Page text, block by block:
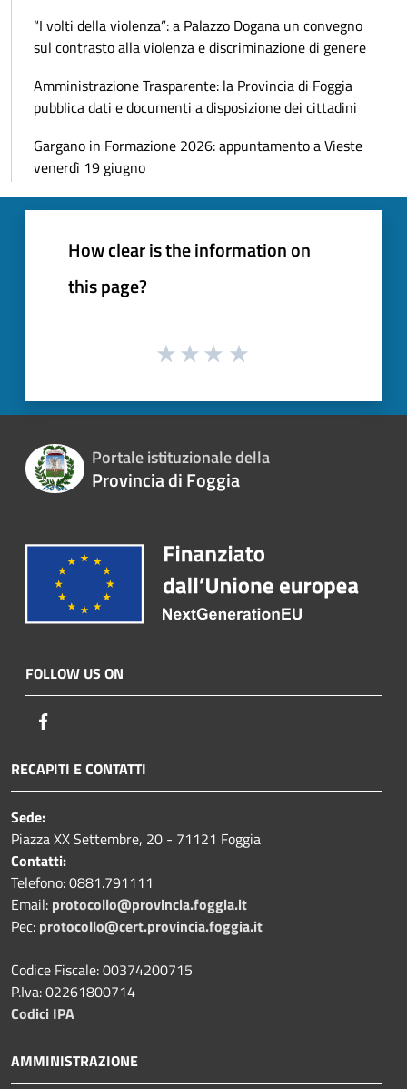
“I volti della violenza”: a Palazzo Dogana un convegno
sul contrasto alla violenza e discriminazione di genere
Amministrazione Trasparente: la Provincia di Foggia
pubblica dati e documenti a disposizione dei cittadini
Gargano in Formazione 2026: appuntamento a Vieste
venerdì 19 giugno
How clear is the information on
this page?
Portale istituzionale della
Provincia di Foggia
FOLLOW US ON
RECAPITI E CONTATTI
Sede:
Piazza XX Settembre, 20 - 71121 Foggia
Contatti:
Telefono: 0881.791111
Email: protocollo@provincia.foggia.it
Pec: protocollo@cert.provincia.foggia.it
Codice Fiscale: 00374200715
P.Iva: 02261800714
Codici IPA
AMMINISTRAZIONE